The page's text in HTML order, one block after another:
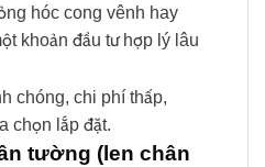
hóc cong vênh hay
khoản đầu tư hợp lý lâu
chóng, chi phí thấp,
chọn lắp đặt.
tường (len chân